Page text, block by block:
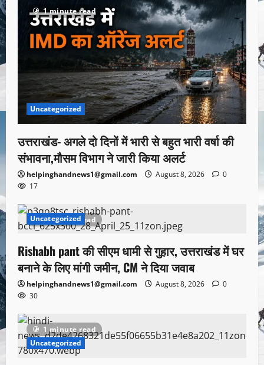
1 minute read
Uncategorized
उत्तराखंड- अगले दो दिनों में भारी से बहुत भारी वर्षा की
संभावना,मौसम विभाग ने जारी किया अलर्ट
helpinghandnews1@gmail.com August 8, 2026
0
17
1 minute read
Uncategorized
Rishabh pant की सीएम धामी से गुहार, उत्तराखंड में घर
बनाने के लिए मांगी जमीन, CM ने दिया जवाब
helpinghandnews1@gmail.com August 8, 2026
0
30
1 minute read
Uncategorized